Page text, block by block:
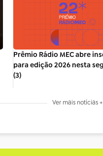
Prêmio Rádio MEC abre
para edição 2026 nesta
(3)
Ver mais notícias +